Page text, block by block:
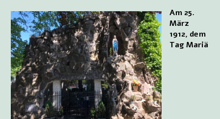
Am 25.
März
1912, dem
Tag Mariä